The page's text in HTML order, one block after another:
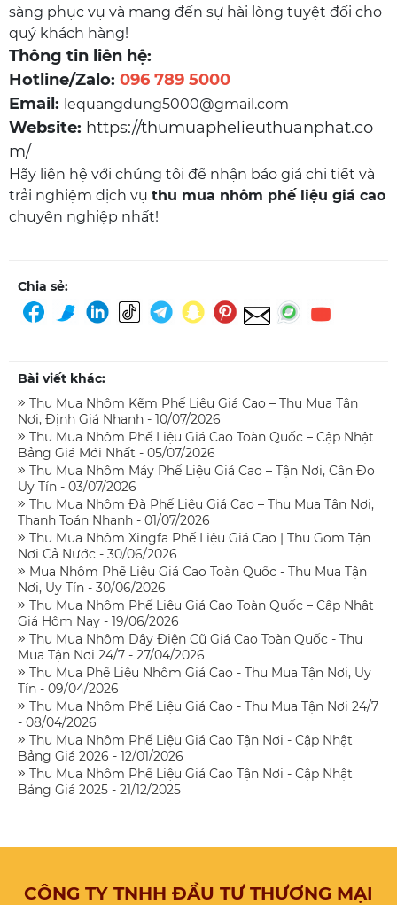
sàng phục vụ và mang đến sự hài lòng tuyệt đối cho
quý khách hàng!
Thông tin liên hệ:
Hotline/Zalo: 096 789 5000
Email: lequangdung5000@gmail.com
Website: https://thumuaphelieuthuanphat.co
m/
Hãy liên hệ với chúng tôi để nhận báo giá chi tiết và
trải nghiệm dịch vụ thu mua nhôm phế liệu giá cao
chuyên nghiệp nhất!
Chia sẻ:
Bài viết khác:
Thu Mua Nhôm Kẽm Phế Liệu Giá Cao – Thu Mua Tận
Nơi, Định Giá Nhanh - 10/07/2026
Thu Mua Nhôm Phế Liệu Giá Cao Toàn Quốc – Cập Nhật
Bảng Giá Mới Nhất - 05/07/2026
Thu Mua Nhôm Máy Phế Liệu Giá Cao – Tận Nơi, Cân Đo
Uy Tín - 03/07/2026
Thu Mua Nhôm Đà Phế Liệu Giá Cao – Thu Mua Tận Nơi,
Thanh Toán Nhanh - 01/07/2026
Thu Mua Nhôm Xingfa Phế Liệu Giá Cao | Thu Gom Tận
Nơi Cả Nước - 30/06/2026
Mua Nhôm Phế Liệu Giá Cao Toàn Quốc - Thu Mua Tận
Nơi, Uy Tín - 30/06/2026
Thu Mua Nhôm Phế Liệu Giá Cao Toàn Quốc – Cập Nhật
Giá Hôm Nay - 19/06/2026
Thu Mua Nhôm Dây Điện Cũ Giá Cao Toàn Quốc - Thu
Mua Tận Nơi 24/7 - 27/04/2026
Thu Mua Phế Liệu Nhôm Giá Cao - Thu Mua Tận Nơi, Uy
Tín - 09/04/2026
Thu Mua Nhôm Phế Liệu Giá Cao - Thu Mua Tận Nơi 24/7
- 08/04/2026
Thu Mua Nhôm Phế Liệu Giá Cao Tận Nơi - Cập Nhật
Bảng Giá 2026 - 12/01/2026
Thu Mua Nhôm Phế Liệu Giá Cao Tận Nơi - Cập Nhật
Bảng Giá 2025 - 21/12/2025
CÔNG TY TNHH ĐẦU TƯ THƯƠNG MẠI